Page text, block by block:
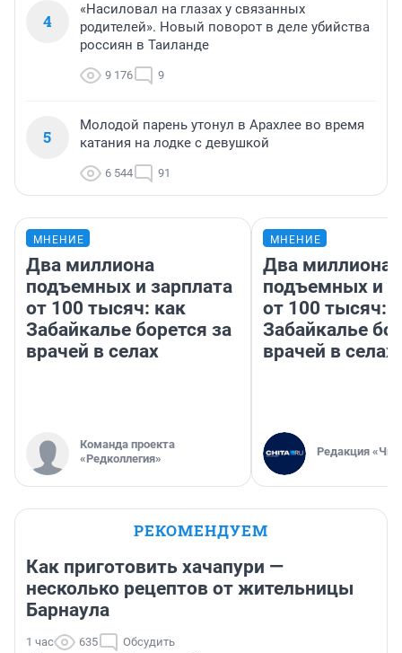
4
«Насиловал на глазах у связанных
родителей». Новый поворот в деле убийства
россиян в Таиланде
9 176 9
5
Молодой парень утонул в Арахлее во время
катания на лодке с девушкой
6 544 91
МНЕНИЕ
Два миллиона
подъемных и зарплата
от 100 тысяч: как
Забайкалье борется за
врачей в селах
Команда проекта
«Редколлегия»
МНЕНИЕ
Два миллиона
подъемных и
от 100 тысяч:
Забайкалье
врачей в селах
Редакция
РЕКОМЕНДУЕМ
Как приготовить хачапури —
несколько рецептов от жительницы
Барнаула
1 час 635 Обсудить